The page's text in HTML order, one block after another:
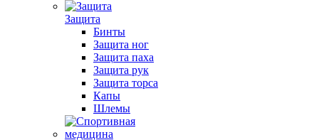
Защита
Бинты
Защита ног
Защита паха
Защита рук
Защита торса
Капы
Шлемы